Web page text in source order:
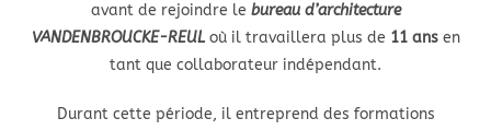
avant de rejoindre le bureau d’architecture
VANDENBROUCKE-REULoù il travaillera plus de 11 ansen
tant que collaborateur indépendant.
Durant cette période, il entreprend des formations